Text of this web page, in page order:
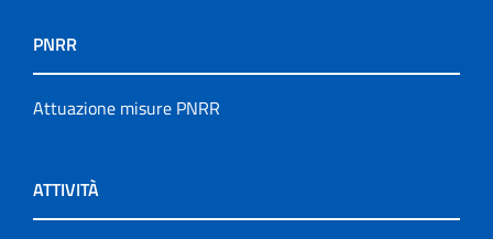
PNRR
Attuazione misure PNRR
ATTIVITÀ